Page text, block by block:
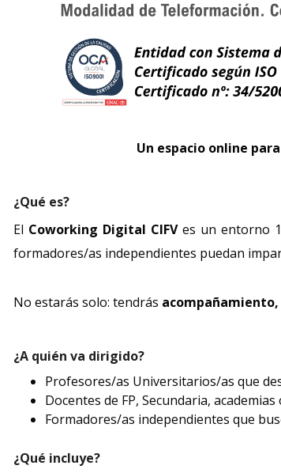
Un espacio online
¿Qué es?
El Coworking Digital CIFVes un entorno
formadores/as independientes puedan
No estarás solo: tendrás
¿A quién va dirigido?
Profesores/as Universitarios/as que
Docentes de FP, Secundaria,
Formadores/as independientes que
¿Qué incluye?